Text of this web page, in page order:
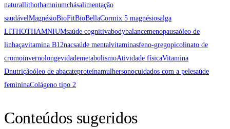
naturallithothamniumchásalimentação
saudávelMagnésioBioFitBioBellaCormix 5 magnésiosalga
LITHOTHAMNIUMsaúde cognitivabodybalancemenopausaóleo de
linhaçavitamina B12nacsaúde mentalvitaminasfeno-gregopicolinato de
cromoinvernolongevidademetabolismoAtividade físicaVitamina
Dnutriçãoóleo de abacateproteínamulhersonocuidados com a pelesaúde
femininaColágeno tipo 2
Conteúdos sugeridos